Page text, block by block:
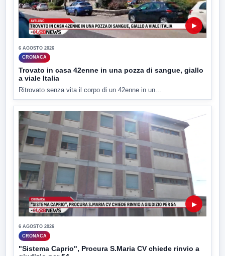
▶
6 AGOSTO 2026
CRONACA
Trovato in casa 42enne in una pozza di sangue, giallo
a viale Italia
Ritrovato senza vita il corpo di un 42enne in un...
▶
6 AGOSTO 2026
CRONACA
"Sistema Caprio", Procura S.Maria CV chiede rinvio a